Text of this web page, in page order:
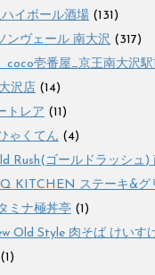
イボール酒場 (131)
ンヴェール 南大沢 (317)
coco壱番屋_京王南大沢
沢店 (14)
トレア (11)
ゃくてん (4)
Rush(ゴールドラッシュ)
KITCHEN ステーキ&グ
ミナ極丼亭 (1)
Old Style 肉そば けいす
(1)